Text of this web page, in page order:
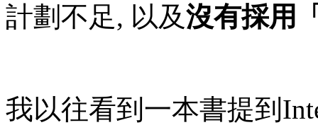
計劃不足, 以及沒有採用
我以往看到一本書提到